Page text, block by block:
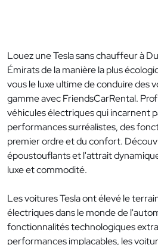
Louez une Tesla sans chauffeur à
Émirats de la manière la plus
vous le luxe ultime de conduire des
gamme avec FriendsCarRental.
véhicules électriques qui incarnent
performances surréalistes, des
premier ordre et du confort.
époustouflants et l'attrait
luxe et commodité.
Les voitures Tesla ont élevé le
électriques dans le monde de
fonctionnalités technologiques
performances implacables, les